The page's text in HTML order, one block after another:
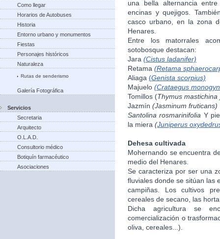
Como llegar
Horarios de Autobuses
Historia
Entorno urbano y monumentos
Fiestas
Personajes históricos
Naturaleza
Rutas de senderismo
Galería Fotográfica
Servicios
Secretaria
Arquitecto
O.L.A.D.
Consultorio médico
Botiquín farmacéutico
Asociaciones
una bella alternancia
encinas y quejigos.
casco urbano, en la zona
Henares.
Entre los matorrales
sotobosque destacan:
Jara (Cistus ladanifer)
Retama (Retama
Aliaga (Genista scorpius)
Majuelo (Crataegus
Tomillos (Thymus mastichina
Jazmín (Jasminum fruticans)
Santolina rosmarinifolia Y
la miera (Juniperus
Dehesa cultivada
Mohernando se encuentra
medio del Henares.
Se caracteriza por ser una
fluviales donde se sitúan las
campiñas. Los cultivos
cereales de secano, las
Dicha agricultura se
comercialización o
oliva, cereales...).